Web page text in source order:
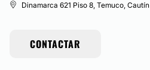
Dinamarca 621 Piso 8, Temuco, Cautín
CONTACTAR